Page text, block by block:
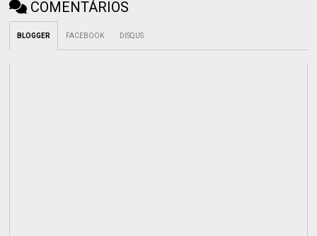
COMENTÁRIOS
BLOGGER FACEBOOK DISQUS